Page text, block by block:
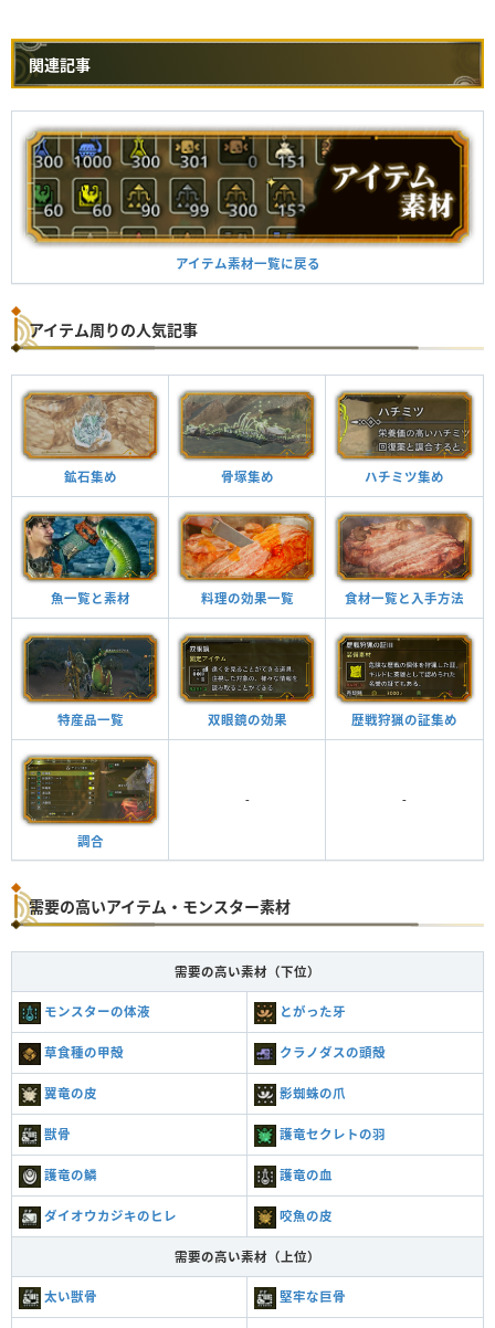
関連記事
アイテム素材一覧に戻る
アイテム周りの人気記事
鉱石集め 骨塚集め ハチミツ集め
魚一覧と素材 料理の効果一覧 食材一覧と入手方法
特産品一覧 双眼鏡の効果 歴戦狩猟の証集め
調合
- -
需要の高いアイテム・モンスター素材
需要の高い素材（下位）
モンスターの体液 とがった牙
草食種の甲殻 クラノダスの頭殻
翼竜の皮 影蜘蛛の爪
獣骨 護竜セクレトの羽
護竜の鱗 護竜の血
ダイオウカジキのヒレ 咬魚の皮
需要の高い素材（上位）
太い獣骨 堅牢な巨骨